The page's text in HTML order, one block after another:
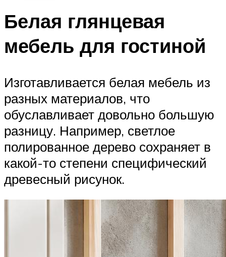
Белая глянцевая
мебель для гостиной
Изготавливается белая мебель из
разных материалов, что
обуславливает довольно большую
разницу. Например, светлое
полированное дерево сохраняет в
какой-то степени специфический
древесный рисунок.